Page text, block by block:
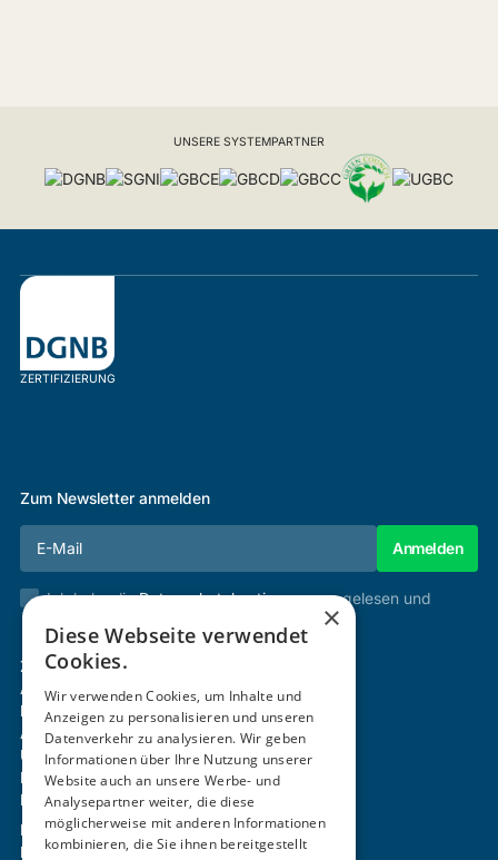
UNSERE SYSTEMPARTNER
ZERTIFIZIERUNG
Zum Newsletter anmelden
Ich habe dieDatenschutzbestimmungengelesen und
Zertifizierung & Verifikation
Akademie
Mitgliedschaft
Aktivitäten
Über uns
Login
Kontakt
Impressum
Datenschutz
×
Diese Webseite verwendet
Cookies.
Wir verwenden Cookies, um Inhalte und
Anzeigen zu personalisieren und unseren
Datenverkehr zu analysieren. Wir geben
Informationen über Ihre Nutzung unserer
Website auch an unsere Werbe- und
Analysepartner weiter, die diese
möglicherweise mit anderen Informationen
kombinieren, die Sie ihnen bereitgestellt